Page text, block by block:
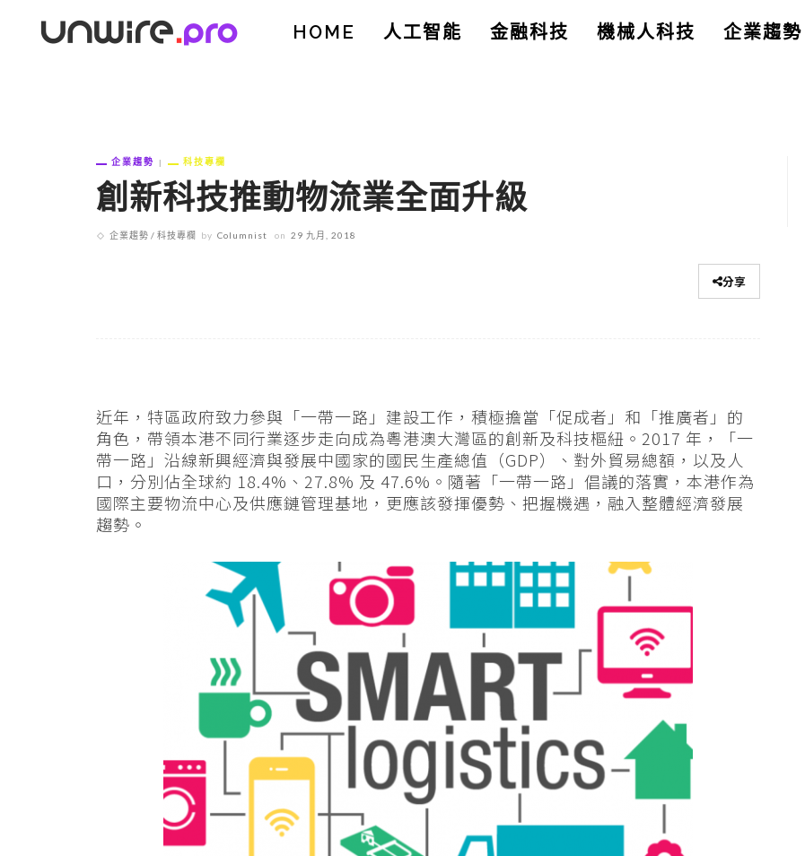
HOME 人工智能 金融科技 機械人科技 企業趨勢
企業趨勢 科技專欄
創新科技推動物流業全面升級
企業趨勢 科技專欄 by Columnist on 29 九月, 2018
分享
近年，特區政府致力參與「一帶一路」建設工作，積極擔當「促成者」和「推廣者」的
角色，帶領本港不同行業逐步走向成為粵港澳大灣區的創新及科技樞紐。2017 年，「一
帶一路」沿線新興經濟與發展中國家的國民生產總值（GDP）、對外貿易總額，以及人
口，分別佔全球約 18.4%、27.8% 及 47.6%。隨著「一帶一路」倡議的落實，本港作為
國際主要物流中心及供應鏈管理基地，更應該發揮優勢、把握機遇，融入整體經濟發展
趨勢。